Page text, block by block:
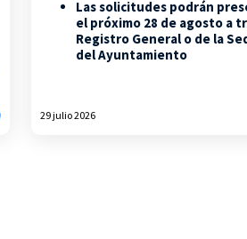
Las solicitudes podrán
el próximo 28 de agosto a
Registro General o de la
del Ayuntamiento
29 julio 2026